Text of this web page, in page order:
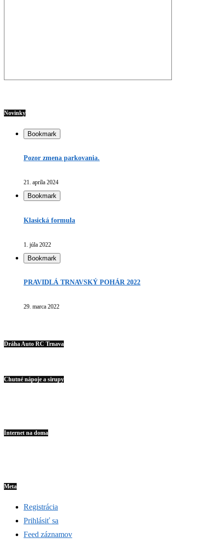
Novinky
Bookmark
Pozor zmena parkovania.
21. apríla 2024
Bookmark
Klasická formula
1. júla 2022
Bookmark
PRAVIDLÁ TRNAVSKÝ POHÁR 2022
29. marca 2022
Dráha Auto RC Trnava
Chutné nápoje a sirupy
Internet na doma
Meta
Registrácia
Prihlásiť sa
Feed záznamov